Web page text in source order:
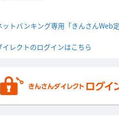
ットバンキング専用「きんさんWeb
イレクトのログインはこちら